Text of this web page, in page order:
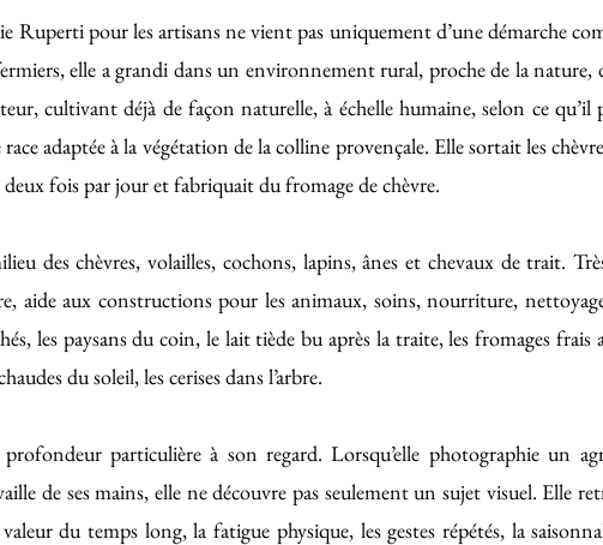
Ruperti pour les artisans ne vient pas uniquement d’une démarche
elle a grandi dans un environnement rural, proche de la
cultivant déjà de façon naturelle, à échelle humaine, selon ce qu’il
adaptée à la végétation de la colline provençale. Elle sortait les
fois par jour et fabriquait du fromage de chèvre.
des chèvres, volailles, cochons, lapins, ânes et chevaux de trait.
aide aux constructions pour les animaux, soins, nourriture,
les paysans du coin, le lait tiède bu après la traite, les fromages frais
du soleil, les cerises dans l’arbre.
particulière à son regard. Lorsqu’elle photographie un
de ses mains, elle ne découvre pas seulement un sujet visuel. Elle
du temps long, la fatigue physique, les gestes répétés, la